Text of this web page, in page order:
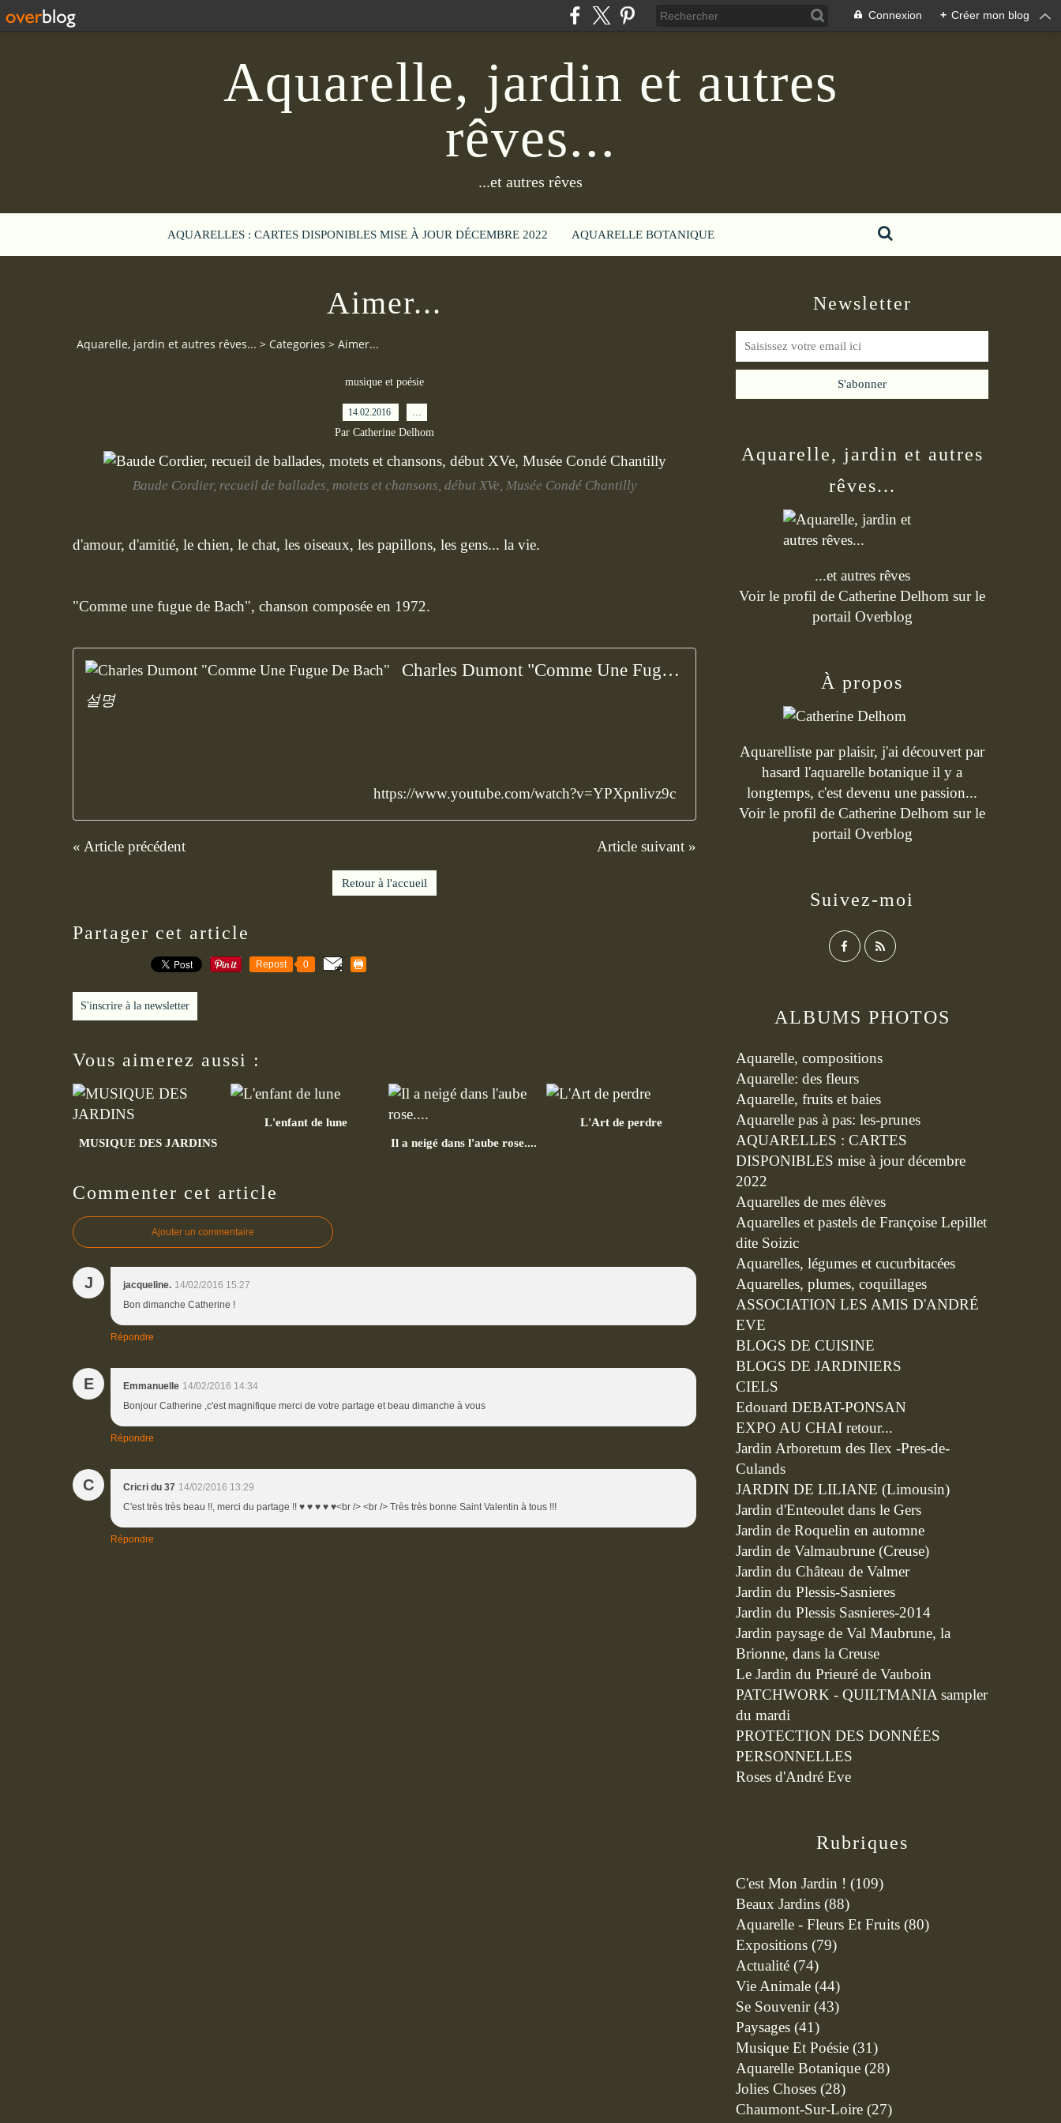
Connexion + Créer mon blog
Aquarelle, jardin et autres
rêves...
...et autres rêves
AQUARELLES : CARTES DISPONIBLES MISE À JOUR DÉCEMBRE 2022 AQUARELLE BOTANIQUE
Aimer...
Aquarelle, jardin et autres rêves... > Categories > Aimer...
musique et poésie
14.02.2016
Par Catherine Delhom
Baude Cordier, recueil de ballades, motets et chansons, début XVe, Musée Condé Chantilly
d'amour, d'amitié, le chien, le chat, les oiseaux, les papillons, les gens... la vie.
"Comme une fugue de Bach", chanson composée en 1972.
Charles Dumont "Comme Une Fugue De Bach"
설명
https://www.youtube.com/watch?v=YPXpnlivz9c
« Article précédent Article suivant »
Retour à l'accueil
Partager cet article
Repost 0
S'inscrire à la newsletter
Vous aimerez aussi :
MUSIQUE DES JARDINS
L'enfant de lune
Il a neigé dans l'aube rose....
L'Art de perdre
Commenter cet article
Ajouter un commentaire
J jacqueline. 14/02/2016 15:27
Bon dimanche Catherine !
Répondre
E Emmanuelle 14/02/2016 14:34
Bonjour Catherine ,c'est magnifique merci de votre partage et beau dimanche à vous
Répondre
C Cricri du 37 14/02/2016 13:29
C'est très très beau !!, merci du partage !! ♥ ♥ ♥ ♥ ♥<br /> <br /> Très très bonne Saint Valentin à tous !!!
Répondre
Newsletter
Rubriques
C'est Mon Jardin ! (109)
Beaux Jardins (88)
Aquarelle - Fleurs Et Fruits (80)
Expositions (79)
Actualité (74)
Vie Animale (44)
Se Souvenir(43)
Paysages (41)
Musique Et Poésie (31)
Aquarelle Botanique (28)
Jolies Choses (28)
Chaumont-Sur-Loire (27)
ALBUMS PHOTOS
Aquarelle, compositions
Aquarelle: des fleurs
Aquarelle, fruits et baies
Aquarelle pas à pas: les-prunes
AQUARELLES : CARTES
DISPONIBLES mise à jour décembre
2022
Aquarelles de mes élèves
Aquarelles et pastels de Françoise Lepillet
dite Soizic
Aquarelles, légumes et cucurbitacées
Aquarelles, plumes, coquillages
ASSOCIATION LES AMIS D'ANDRÉ
EVE
BLOGS DE CUISINE
BLOGS DE JARDINIERS
CIELS
Edouard DEBAT-PONSAN
EXPO AU CHAI retour...
Jardin Arboretum des Ilex -Pres-de-
Culands
JARDIN DE LILIANE (Limousin)
Jardin d'Enteoulet dans le Gers
Jardin de Roquelin en automne
Jardin de Valmaubrune (Creuse)
Jardin du Château de Valmer
Jardin du Plessis-Sasnieres
Jardin du Plessis Sasnieres-2014
Jardin paysage de Val Maubrune, la
Brionne, dans la Creuse
Le Jardin du Prieuré de Vauboin
PATCHWORK - QUILTMANIA sampler
du mardi
PROTECTION DES DONNÉES
PERSONNELLES
Roses d'André Eve
Aquarelle, jardin et autres
rêves...
...et autres rêves
Voir le profil de Catherine Delhom sur le
portail Overblog
Suivez-moi
À propos
Aquarelliste par plaisir, j'ai découvert par
hasard l'aquarelle botanique il y a
longtemps, c'est devenu une passion...
Voir le profil de Catherine Delhom sur le
portail Overblog